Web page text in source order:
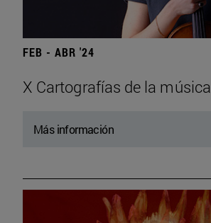
FEB - ABR '24
X Cartografías de la música
Más información